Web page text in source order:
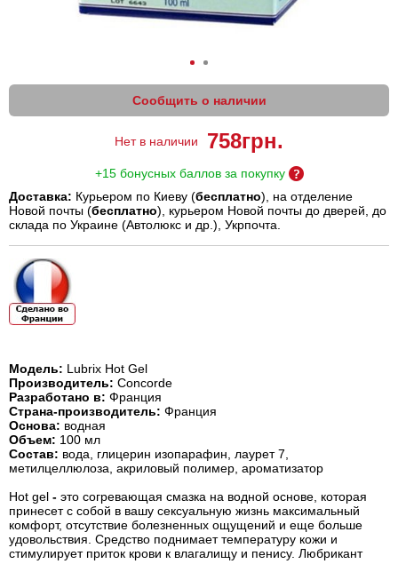
Сообщить о наличии
Нет в наличии 758грн.
+15 бонусных баллов за покупку
Доставка: Курьером по Киеву (бесплатно), на отделение
Новой почты (бесплатно), курьером Новой почты до дверей, до
склада по Украине (Автолюкс и др.), Укрпочта.
Модель: Lubrix Hot Gel
Производитель: Concorde
Разработано в: Франция
Страна-производитель: Франция
Основа: водная
Объем: 100 мл
Состав: вода, глицерин изопарафин, лаурет 7,
метилцеллюлоза, акриловый полимер, ароматизатор
Hot gel - это согревающая смазка на водной основе, которая
принесет с собой в вашу сексуальную жизнь максимальный
комфорт, отсутствие болезненных ощущений и еще больше
удовольствия. Средство поднимает температуру кожи и
стимулирует приток крови к влагалищу и пенису. Любрикант